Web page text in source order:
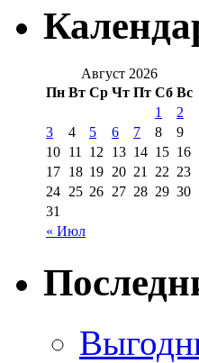
Август 2026
Пн Вт Ср Чт Пт Сб Вс
« Июл
1
2
3
4 5 6 7 8
9
10 11 12 13 14 15 16
17 18 19 20 21 22 23
24 25 26 27 28 29 30
31